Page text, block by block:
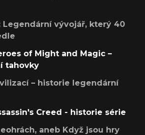
Legendární vývojář, který 40
of Might and Magic –
tahovky
– historie legendární
Creed - historie série
aneb Když jsou hry